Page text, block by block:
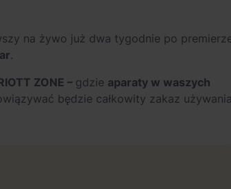
na żywo już dwa tygodnie po
.
ZONE – gdzie aparaty w waszych
będzie całkowity zakaz